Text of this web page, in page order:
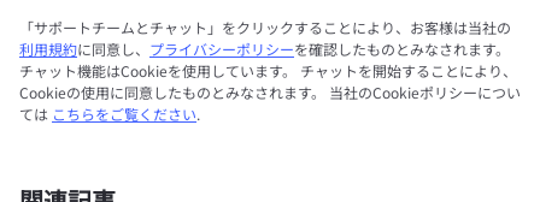
「サポートチームとチャット」をクリックすることにより、お客様は当社の
利用規約に同意し、 プライバシーポリシーを確認したものとみなされます。
チャット機能はCookieを使用しています。 チャットを開始することにより、
Cookieの使用に同意したものとみなされます。 当社のCookieポリシーについ
ては こちらをご覧ください.